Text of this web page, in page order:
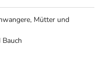
Mütter und